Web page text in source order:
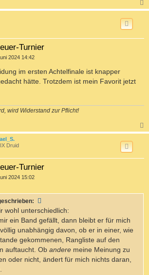
a
Turnier
2024 14:42
im ersten Achtelfinale ist knapper
hätte. Trotzdem ist mein Favorit jetzt
wird Widerstand zur Pflicht!
a
Druid
Turnier
2024 15:02
wohl unterschiedlich:
ein Band gefällt, dann bleibt er für mich
unabhängig davon, ob er in einer, wie
gekommenen, Rangliste auf den
auftaucht. Ob andere meine Meinung zu
oder nicht, ändert für mich nichts daran,